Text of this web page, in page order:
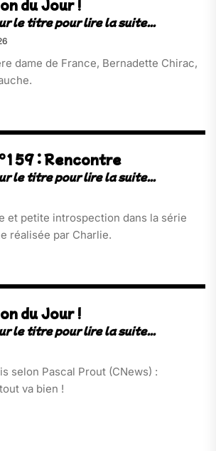
du Jour !
dame de France, Bernadette Chirac,
: Rencontre
et petite introspection dans la série
réalisée par Charlie.
du Jour !
selon Pascal Prout (CNews) :
va bien !